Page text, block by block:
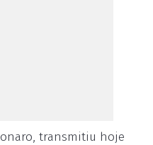
transmitiu hoje